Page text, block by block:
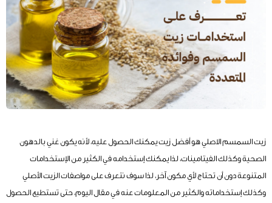
زيت السمسم الاصلي هو أفضل زيت يمكنك الحصول عليه، لأنه يكون غني بالدهون
الصحية وكذلك الفيتامينات، لذا يمكنك إستخدامه في الكثير من الإستخدامات
المتنوعة دون أن تحتاج لأي مكون آخر، لذا سوف نتعرف على مواصفات الزيت الأصلي
وكذلك إستخداماته والكثير من المعلومات عنه في مقال اليوم، حتى تستطيع الحصول